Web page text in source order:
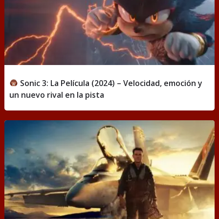
Sonic 3: La Película (2024) – Velocidad, emoción y
un nuevo rival en la pista